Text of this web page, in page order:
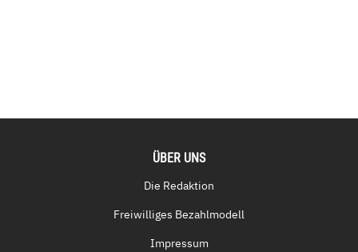
ÜBER UNS
Die Redaktion
Freiwilliges Bezahlmodell
Impressum